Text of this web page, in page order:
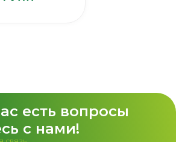
есть вопросы
с нами!